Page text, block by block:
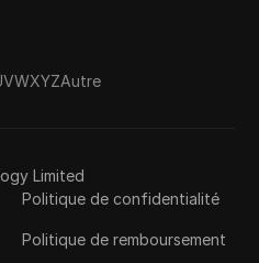
VWXYZAutre
Limited
Politique de confidentialité
Politique de remboursement